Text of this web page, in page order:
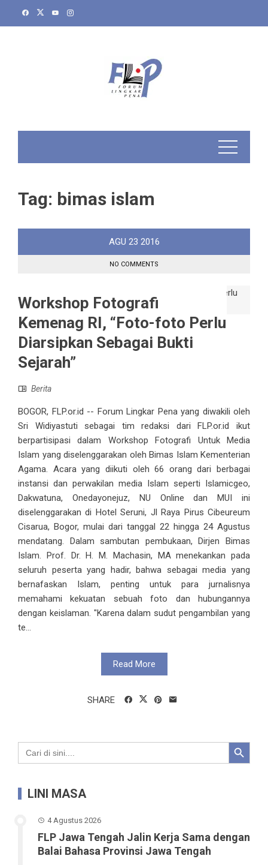
Tag: bimas islam
AGU 23 2016
NO COMMENTS
Workshop Fotografi
Kemenag RI, “Foto-foto Perlu
Diarsipkan Sebagai Bukti
Sejarah”
Berita
BOGOR, FLP.or.id -- Forum Lingkar Pena yang diwakili oleh
Sri Widiyastuti sebagai tim redaksi dari FLP.or.id ikut
berpartisipasi dalam Workshop Fotografi Untuk Media
Islam yang diselenggarakan oleh Bimas Islam Kementerian
Agama. Acara yang diikuti oleh 66 orang dari berbagai
instansi dan perwakilan media Islam seperti Islamicgeo,
Dakwatuna, Onedayonejuz, NU Online dan MUI ini
diselenggarakan di Hotel Seruni, Jl Raya Pirus Cibeureum
Cisarua, Bogor, mulai dari tanggal 22 hingga 24 Agustus
mendatang. Dalam sambutan pembukaan, Dirjen Bimas
Islam. Prof. Dr. H. M. Machasin, MA menekankan pada
seluruh peserta yang hadir, bahwa sebagai media yang
bernafaskan Islam, penting untuk para jurnalisnya
memahami kekuatan sebuah foto dan hubungannya
dengan keislaman. "Karena dalam sudut pengambilan yang
te...
Read More
SHARE
Search
for:
Search Button
LINI MASA
4 Agustus 2026
FLP Jawa Tengah Jalin Kerja Sama dengan
Balai Bahasa Provinsi Jawa Tengah